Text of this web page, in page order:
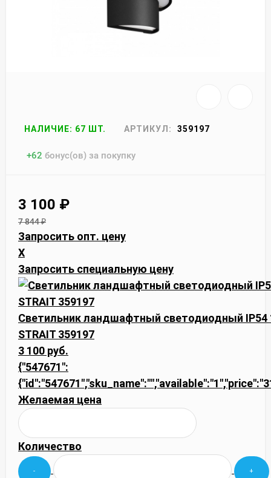
НАЛИЧИЕ: 67 ШТ. АРТИКУЛ: 359197
+62 бонус(ов) за покупку
3 100 ₽
7 844₽
Запросить опт. цену
X
Запросить специальную цену
Светильник ландшафтный светодиодный IP54
STRAIT 359197
3 100 руб.
{"547671":
Желаемая цена
Количество